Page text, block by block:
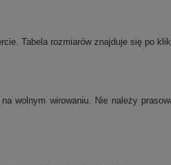
Tabela rozmiarów znajduje się po
wolnym wirowaniu. Nie należy